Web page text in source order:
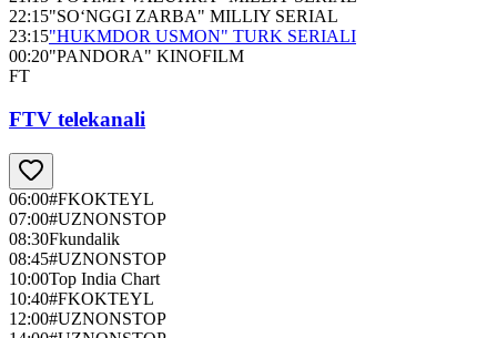
22:15"SO‘NGGI ZARBA" MILLIY SERIAL
23:15"HUKMDOR USMON" TURK SERIALI
00:20"PANDORA" KINOFILM
FT
FTV telekanali
06:00#FKOKTEYL
07:00#UZNONSTOP
08:30Fkundalik
08:45#UZNONSTOP
10:00Top India Chart
10:40#FKOKTEYL
12:00#UZNONSTOP